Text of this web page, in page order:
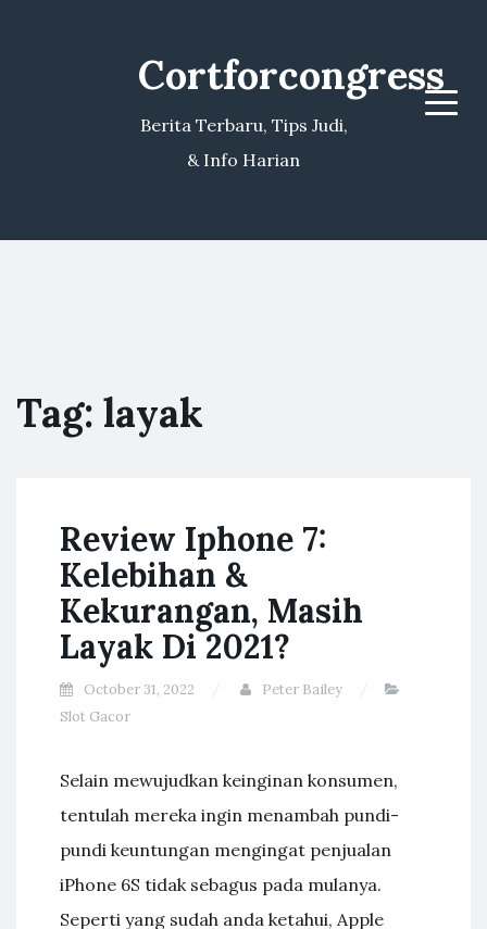
Cortforcongress
Berita Terbaru, Tips Judi,
& Info Harian
Menu
Tag: layak
Review Iphone 7:
Kelebihan &
Kekurangan, Masih
Layak Di 2021?
October 31, 2022
Peter Bailey
Slot Gacor
Selain mewujudkan keinginan konsumen,
tentulah mereka ingin menambah pundi-
pundi keuntungan mengingat penjualan
iPhone 6S tidak sebagus pada mulanya.
Seperti yang sudah anda ketahui, Apple